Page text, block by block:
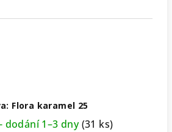
Flora karamel 25
dodání 1–3 dny(31 ks)